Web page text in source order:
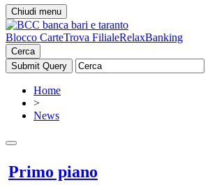
Chiudi menu
Blocco CarteTrova FilialeRelaxBanking
Cerca
Home
>
News
Primo piano